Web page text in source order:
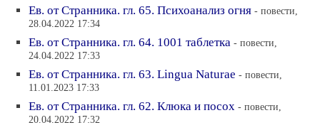
Ев. от Странника. гл. 65. Психоанализ огня - повести,
28.04.2022 17:34
Ев. от Странника. гл. 64. 1001 таблетка - повести,
24.04.2022 17:33
Ев. от Странника. гл. 63. Lingua Naturae - повести,
11.01.2023 17:33
Ев. от Странника. гл. 62. Клюка и посох - повести,
20.04.2022 17:32